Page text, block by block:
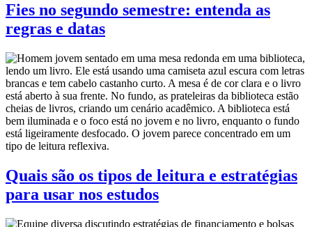
Fies no segundo semestre: entenda as
regras e datas
Quais são os tipos de leitura e estratégias
para usar nos estudos